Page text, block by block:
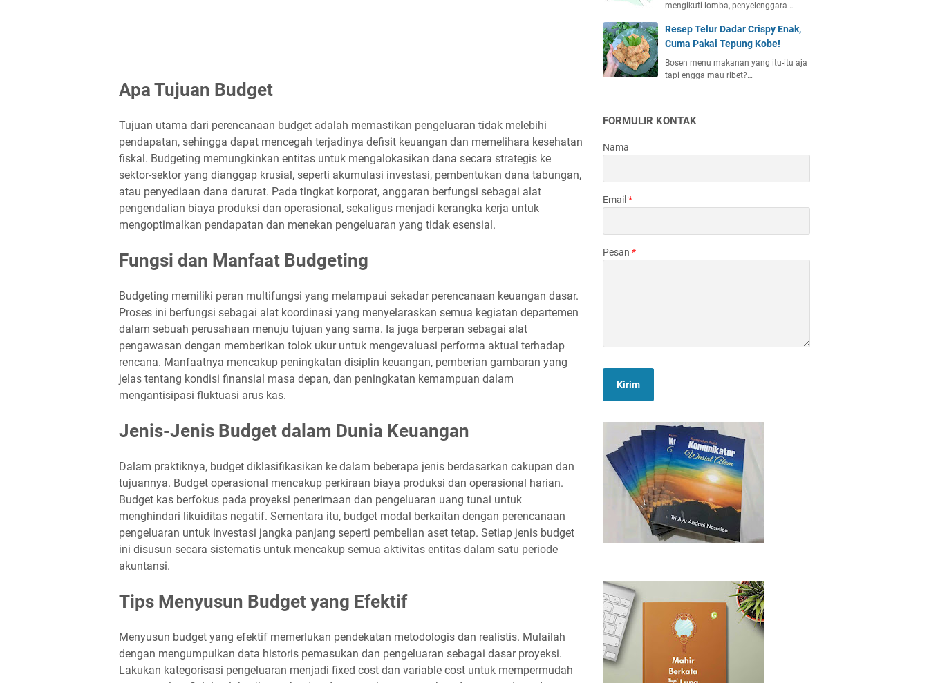
Apa Tujuan Budget
Tujuan utama dari perencanaan budget adalah memastikan pengeluaran tidak melebihi
pendapatan, sehingga dapat mencegah terjadinya defisit keuangan dan memelihara kesehatan
fiskal. Budgeting memungkinkan entitas untuk mengalokasikan dana secara strategis ke
sektor-sektor yang dianggap krusial, seperti akumulasi investasi, pembentukan dana tabungan,
atau penyediaan dana darurat. Pada tingkat korporat, anggaran berfungsi sebagai alat
pengendalian biaya produksi dan operasional, sekaligus menjadi kerangka kerja untuk
mengoptimalkan pendapatan dan menekan pengeluaran yang tidak esensial.
Fungsi dan Manfaat Budgeting
Budgeting memiliki peran multifungsi yang melampaui sekadar perencanaan keuangan dasar.
Proses ini berfungsi sebagai alat koordinasi yang menyelaraskan semua kegiatan departemen
dalam sebuah perusahaan menuju tujuan yang sama. Ia juga berperan sebagai alat
pengawasan dengan memberikan tolok ukur untuk mengevaluasi performa aktual terhadap
rencana. Manfaatnya mencakup peningkatan disiplin keuangan, pemberian gambaran yang
jelas tentang kondisi finansial masa depan, dan peningkatan kemampuan dalam
mengantisipasi fluktuasi arus kas.
Jenis-Jenis Budget dalam Dunia Keuangan
Dalam praktiknya, budget diklasifikasikan ke dalam beberapa jenis berdasarkan cakupan dan
tujuannya. Budget operasional mencakup perkiraan biaya produksi dan operasional harian.
Budget kas berfokus pada proyeksi penerimaan dan pengeluaran uang tunai untuk
menghindari likuiditas negatif. Sementara itu, budget modal berkaitan dengan perencanaan
pengeluaran untuk investasi jangka panjang seperti pembelian aset tetap. Setiap jenis budget
ini disusun secara sistematis untuk mencakup semua aktivitas entitas dalam satu periode
akuntansi.
Tips Menyusun Budget yang Efektif
Menyusun budget yang efektif memerlukan pendekatan metodologis dan realistis. Mulailah
dengan mengumpulkan data historis pemasukan dan pengeluaran sebagai dasar proyeksi.
Lakukan kategorisasi pengeluaran menjadi fixed cost dan variable cost untuk mempermudah
mengikuti lomba, penyelenggara …
Resep Telur Dadar Crispy Enak,
Cuma Pakai Tepung Kobe!
Bosen menu makanan yang itu-itu aja
tapi engga mau ribet?…
FORMULIR KONTAK
Nama
Email *
Pesan *